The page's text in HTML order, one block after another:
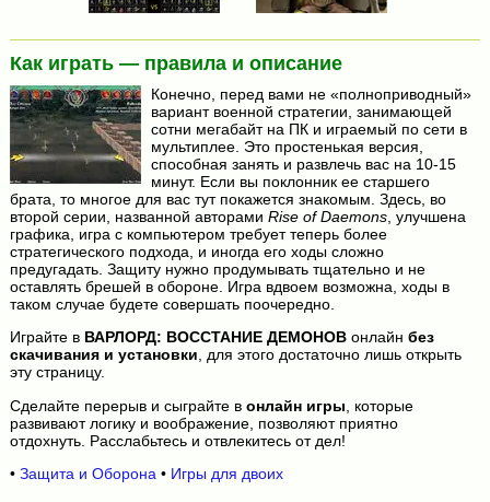
Как играть — правила и описание
Конечно, перед вами не «полноприводный»
вариант военной стратегии, занимающей
сотни мегабайт на ПК и играемый по сети в
мультиплее. Это простенькая версия,
способная занять и развлечь вас на 10-15
минут. Если вы поклонник ее старшего
брата, то многое для вас тут покажется знакомым. Здесь, во
второй серии, названной авторами Rise of Daemons, улучшена
графика, игра с компьютером требует теперь более
стратегического подхода, и иногда его ходы сложно
предугадать. Защиту нужно продумывать тщательно и не
оставлять брешей в обороне. Игра вдвоем возможна, ходы в
таком случае будете совершать поочередно.
Играйте в ВАРЛОРД: ВОССТАНИЕ ДЕМОНОВонлайн без
скачивания и установки, для этого достаточно лишь открыть
эту страницу.
Сделайте перерыв и сыграйте в онлайн игры , которые
развивают логику и воображение, позволяют приятно
отдохнуть. Расслабьтесь и отвлекитесь от дел!
• Защита и Оборона • Игры для двоих